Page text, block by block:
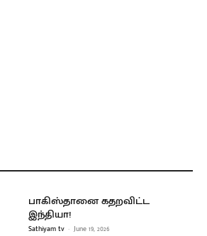
பாகிஸ்தானை கதறவிட்ட
இந்தியா!
Sathiyam tv - June 19, 2026